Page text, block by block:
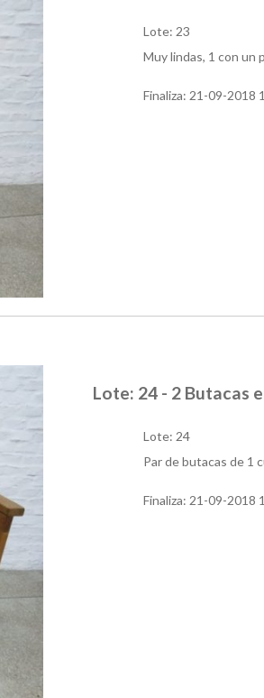
Lote: 23
Muy lindas, 1 con un
Finaliza: 21-09-2018
Lote: 24 - 2 Butacas
Lote: 24
Par de butacas de 1
Finaliza: 21-09-2018